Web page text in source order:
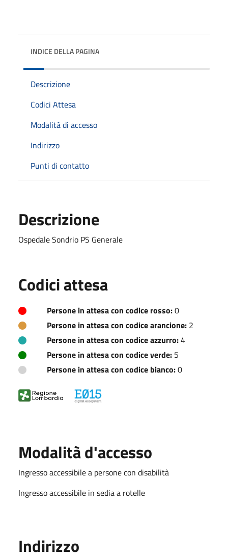
INDICE DELLA PAGINA
Descrizione
Codici Attesa
Modalità di accesso
Indirizzo
Punti di contatto
Descrizione
Ospedale Sondrio PS Generale
Codici attesa
Persone in attesa con codice rosso:0
Persone in attesa con codice arancione: 2
Persone in attesa con codice azzurro:4
Persone in attesa con codice verde: 5
Persone in attesa con codice bianco:0
Modalità d'accesso
Ingresso accessibile a persone con disabilità
Ingresso accessibile in sedia a rotelle
Indirizzo